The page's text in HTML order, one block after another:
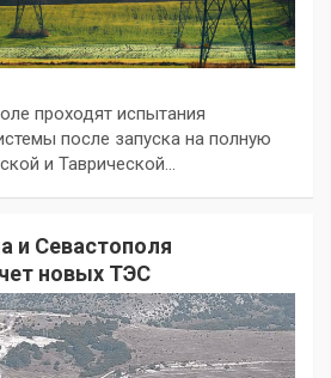
проходят испытания
после запуска на полную
и Таврической…
Севастополя
новых ТЭС